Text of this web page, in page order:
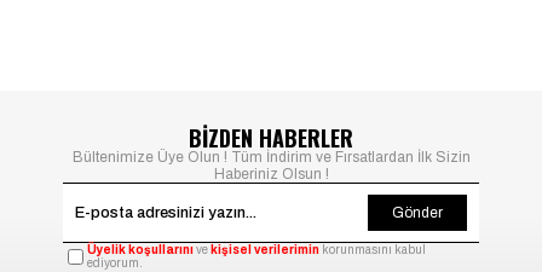
BİZDEN HABERLER
Bültenimize Üye Olun ! Tüm İndirim ve Fırsatlardan İlk Sizin
Haberiniz Olsun !
Gönder
Üyelik koşullarınıve kişisel verilerimin korunmasını kabul
ediyorum.